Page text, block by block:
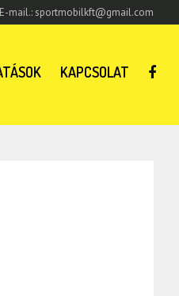
E-mail.: sportmobilkft@gmail.com
KAPCSOLAT